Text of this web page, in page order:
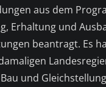
aus dem
Erhaltung und
beantragt. Es
und